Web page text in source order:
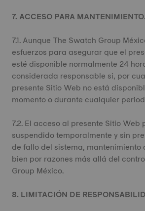
7. ACCESO PARA MANTENIMIENTO.
7.1. Aunque The Swatch Group
esfuerzos para asegurar que el
esté disponible normalmente 24
considerada responsable si, por
presente Sitio Web no está
momento o durante cualquier
7.2. El acceso al presente Sitio Web
suspendido temporalmente y sin
de fallo del sistema, mantenimiento
bien por razones más allá del
Group México.
8. LIMITACIÓN DE